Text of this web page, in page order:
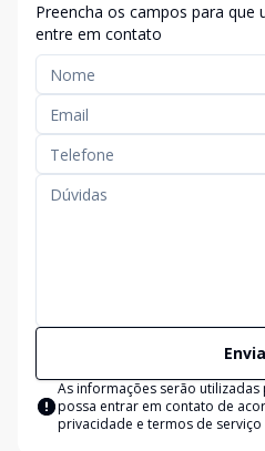
Preencha os campos para que
entre em contato
As informações serão
possa entrar em contato de
privacidade e termos de serviço